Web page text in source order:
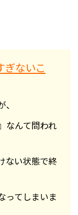
ぎないこ
なんて問われ
ない状態で終
ってしまいま